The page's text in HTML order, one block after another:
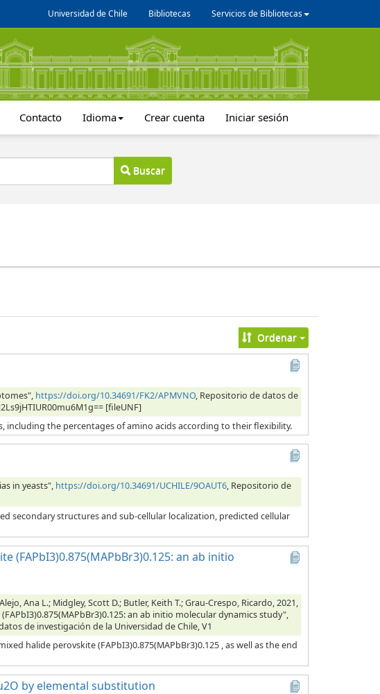
Universidad de Chile Bibliotecas Servicios de Bibliotecas
Contacto Idioma Crear cuenta Iniciar sesión
Buscar
Ordenar
https://doi.org/10.34691/FK2/APMVNO, Repositorio de datos de
[fileUNF]
including the percentages of amino acids according to their flexibility.
in yeasts", https://doi.org/10.34691/UCHILE/9OAUT6, Repositorio de
secondary structures and sub-cellular localization, predicted cellular
(FAPbI3)0.875(MAPbBr3)0.125: an ab initio
Ana L.; Midgley, Scott D.; Butler, Keith T.; Grau-Crespo, Ricardo, 2021,
an ab initio molecular dynamics study",
de investigación de la Universidad de Chile, V1
halide perovskite (FAPbI3)0.875(MAPbBr3)0.125 , as well as the end
by elemental substitution